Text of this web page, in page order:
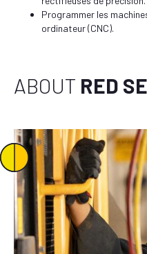
Programmer les
ordinateur (CNC).
ABOUT RED